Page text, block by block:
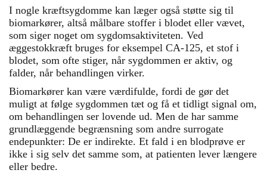
I nogle kræftsygdomme kan læger også støtte sig til
biomarkører, altså målbare stoffer i blodet eller vævet,
som siger noget om sygdomsaktiviteten. Ved
æggestokkræft bruges for eksempel CA-125, et stof i
blodet, som ofte stiger, når sygdommen er aktiv, og
falder, når behandlingen virker.
Biomarkører kan være værdifulde, fordi de gør det
muligt at følge sygdommen tæt og få et tidligt signal om,
om behandlingen ser lovende ud. Men de har samme
grundlæggende begrænsning som andre surrogate
endepunkter: De er indirekte. Et fald i en blodprøve er
ikke i sig selv det samme som, at patienten lever længere
eller bedre.